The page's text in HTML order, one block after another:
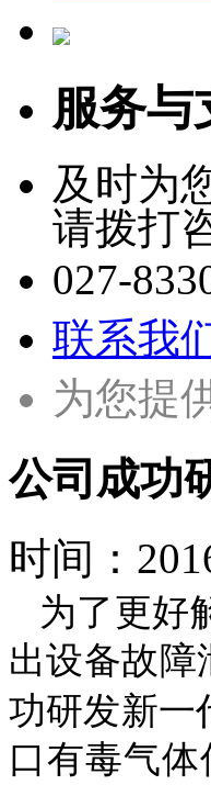
服务与
及时为
请拨打
027-
联系我
为您提
公司成功
时间：
为了更好
出设备故障
功研发新一
口有毒气体